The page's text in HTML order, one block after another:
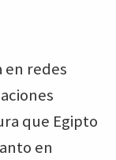
en redes
que Egipto
en